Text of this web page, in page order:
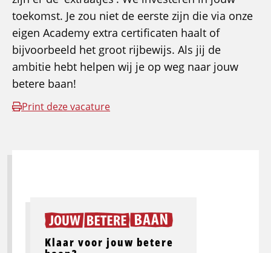
toekomst. Je zou niet de eerste zijn die via onze
eigen Academy extra certificaten haalt of
bijvoorbeeld het groot rijbewijs. Als jij de
ambitie hebt helpen wij je op weg naar jouw
betere baan!
Print deze vacature
Klaar voor jouw betere